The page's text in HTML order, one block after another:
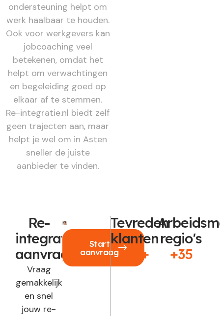
ondersteuning helpt om
werk haalbaar te houden.
Ook voor werkgevers kan
jobcoaching veel
betekenen, omdat het
helpt om verwachtingen
en begeleiding goed op
elkaar af te stemmen.
Re-integratie.nl biedt zelf
geen trajecten aan, maar
helpt je wel om in Asten
sneller de juiste
aanbieder te vinden.
Re-
integratie
aanvragen?
Vraag
gemakkelijk
en snel
jouw re-
Start
aanvraag
Tevreden
klanten
250+
regio's
+35